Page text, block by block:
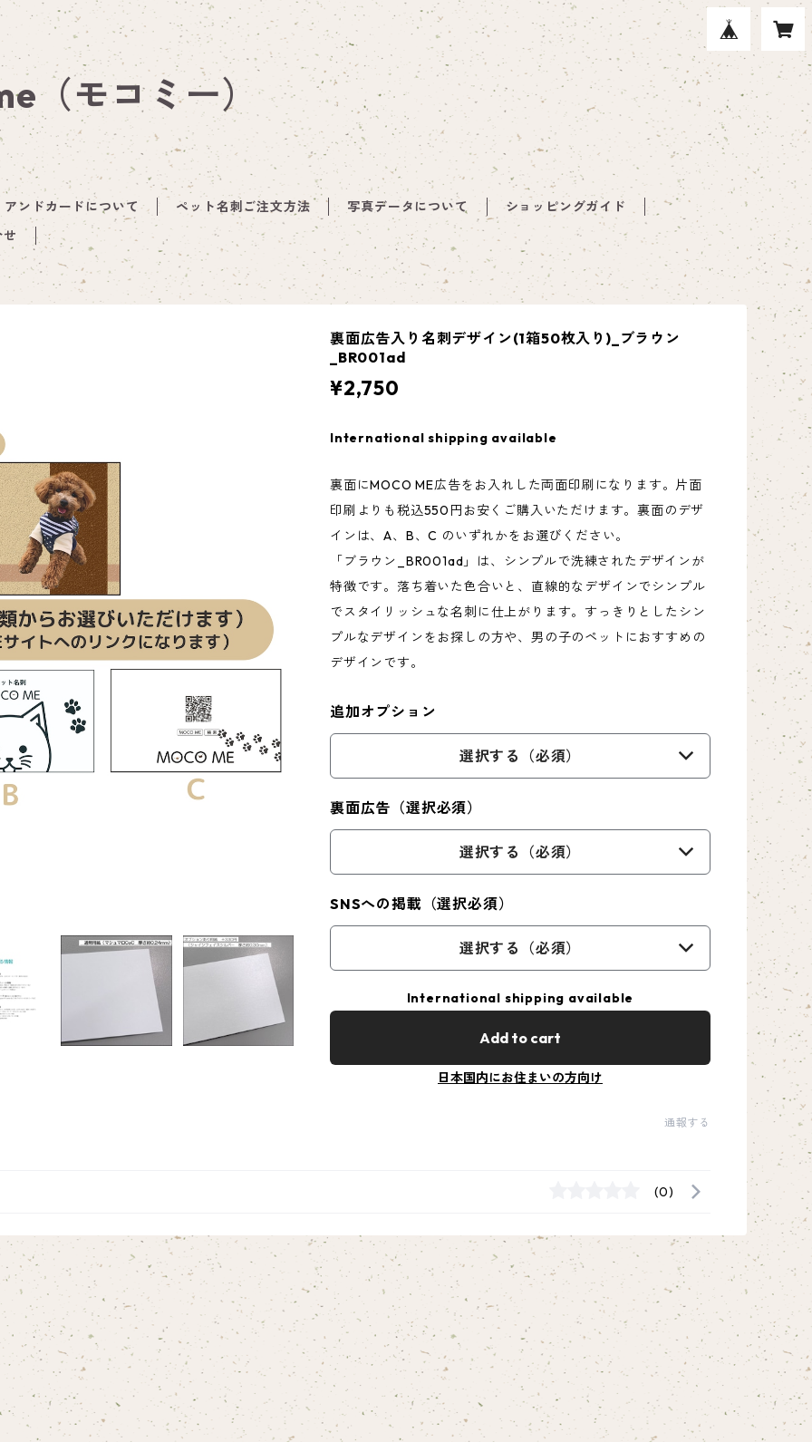
（モコミー）
アンドカードについて ペット名刺ご注文方法 写真データについて
ショッピングガイド
裏面広告入り名刺デザイン(1箱50枚入り)_ブラウン
_BR001ad
¥2,750
International shipping available
裏面にMOCO ME広告をお入れした両面印刷になります。片面
印刷よりも税込550円お安くご購入いただけます。裏面のデザ
インは、A、B、C のいずれかをお選びください。
「ブラウン_BR001ad」は、シンプルで洗練されたデザインが
特徴です。落ち着いた色合いと、直線的なデザインでシンプル
でスタイリッシュな名刺に仕上がります。すっきりとしたシン
プルなデザインをお探しの方や、男の子のペットにおすすめの
デザインです。
追加オプション
選択する（必須）
裏面広告（選択必須）
選択する（必須）
SNSへの掲載（選択必須）
選択する（必須）
International shipping available
Add to cart
日本国内にお住まいの方向け
通報する
(0)